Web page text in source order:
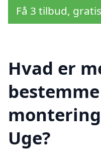
Få 3 tilbud,
Hvad er
Uge?